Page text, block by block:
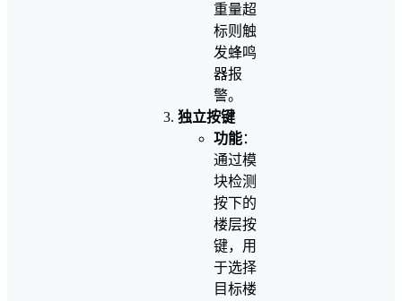
重量超
标则触
发蜂鸣
器报
警。
独立按键
功能：
通过模
块检测
按下的
楼层按
键，用
于选择
目标楼